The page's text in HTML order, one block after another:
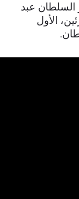
السلطان عبد
جزئين، الأول